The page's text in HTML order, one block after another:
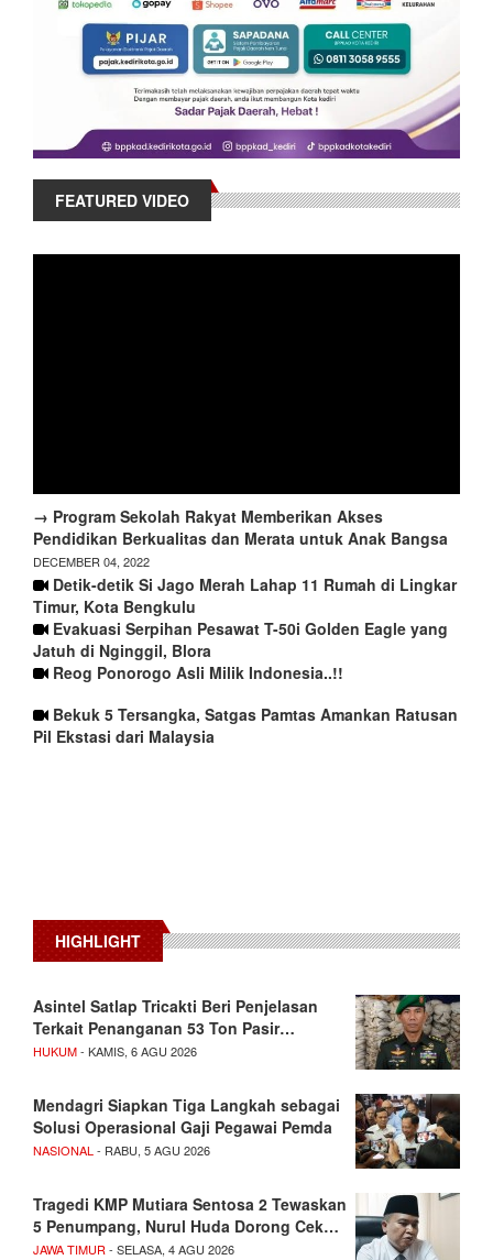
FEATURED VIDEO
→ Program Sekolah Rakyat Memberikan Akses
Pendidikan Berkualitas dan Merata untuk Anak Bangsa
DECEMBER 04, 2022
Detik-detik Si Jago Merah Lahap 11 Rumah di Lingkar
Timur, Kota Bengkulu
Evakuasi Serpihan Pesawat T-50i Golden Eagle yang
Jatuh di Nginggil, Blora
Reog Ponorogo Asli Milik Indonesia..!!
Bekuk 5 Tersangka, Satgas Pamtas Amankan Ratusan
Pil Ekstasi dari Malaysia
HIGHLIGHT
Asintel Satlap Tricakti Beri Penjelasan
Terkait Penanganan 53 Ton Pasir…
HUKUM- KAMIS, 6 AGU 2026
Mendagri Siapkan Tiga Langkah sebagai
Solusi Operasional Gaji Pegawai Pemda
NASIONAL - RABU, 5 AGU 2026
Tragedi KMP Mutiara Sentosa 2 Tewaskan
5 Penumpang, Nurul Huda Dorong Cek…
JAWA TIMUR - SELASA, 4 AGU 2026